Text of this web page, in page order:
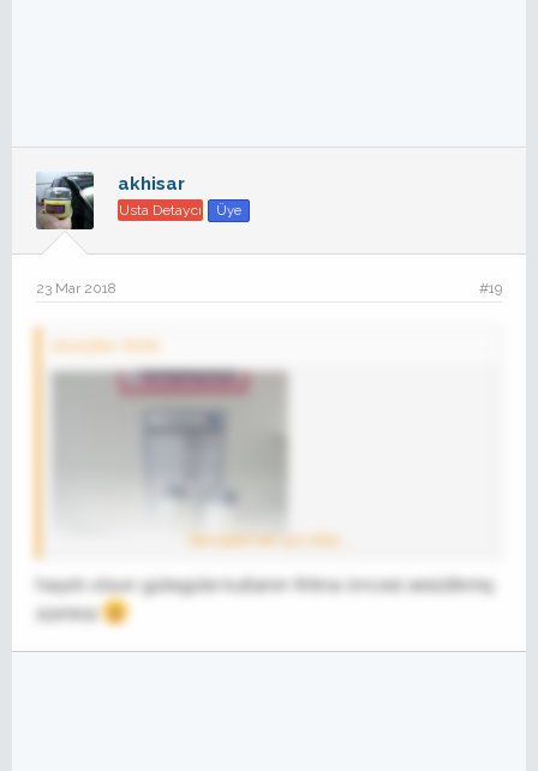
akhisar
Usta Detaycı Üye
23 Mar 2018 #19
hayırlı olsun gülegüle kullanın fırtına öncesi sesizlikmiş
sizinkisi